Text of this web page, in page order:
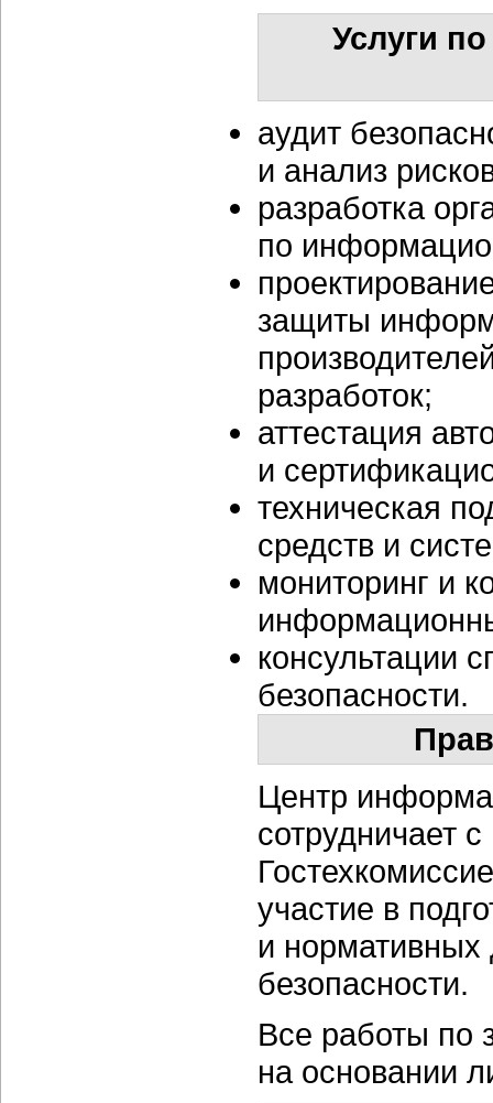
Услуги
аудит
и анализ
разработка
по
защиты
разработок;
аттестация
и
техническая
средств и
мониторинг и
консультации
безопасности.
Центр
сотрудничает
участие в
и
безопасности.
Все работы по
на основании